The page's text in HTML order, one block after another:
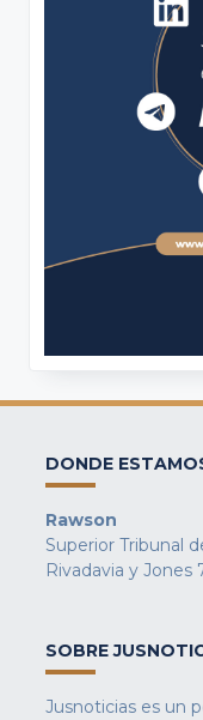
DONDE
Rawson
Superior Tribunal
Rivadavia y Jones
SOBRE
Jusnoticias es un